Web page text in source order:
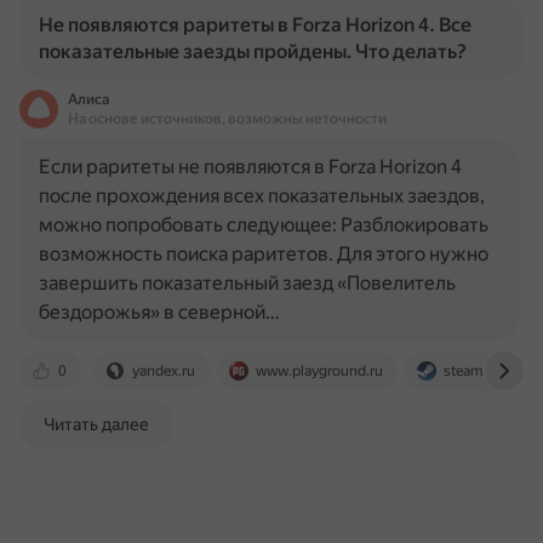
Не появляются раритеты в Forza Horizon 4. Все
показательные заезды пройдены. Что делать?
Алиса
На основе источников, возможны неточности
0 yandex.ru www.playground.ru
Если раритеты не появляются в Forza Horizon 4
после прохождения всех показательных заездов,
можно попробовать следующее: Разблокировать
возможность поиска раритетов. Для этого нужно
завершить показательный заезд «Повелитель
бездорожья» в северной…
Читать далее